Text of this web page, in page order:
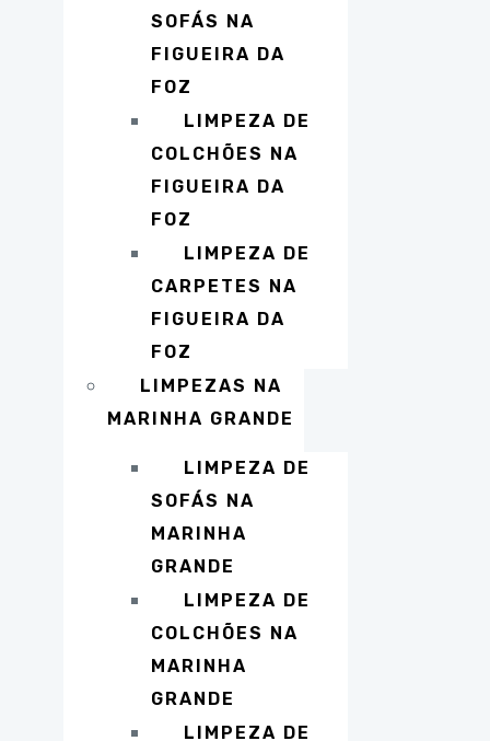
SOFÁS NA
FIGUEIRA DA
FOZ
LIMPEZA DE
COLCHÕES NA
FIGUEIRA DA
FOZ
LIMPEZA DE
CARPETES NA
FIGUEIRA DA
FOZ
LIMPEZAS NA
MARINHA GRANDE
LIMPEZA DE
SOFÁS NA
MARINHA
GRANDE
LIMPEZA DE
COLCHÕES NA
MARINHA
GRANDE
LIMPEZA DE